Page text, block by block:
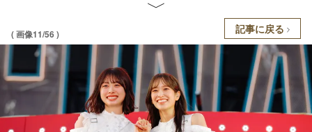
( 画像11/56 ) 記事に戻る